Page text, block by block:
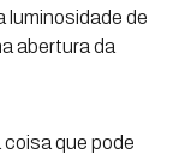
luminosidade de
abertura da
coisa que pode